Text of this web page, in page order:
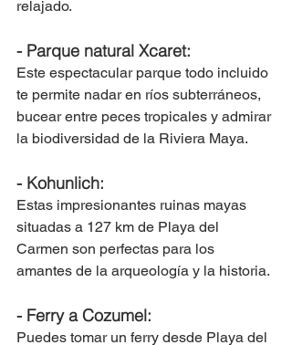
relajado.
- Parque natural Xcaret:
Este espectacular parque todo incluido
te permite nadar en ríos subterráneos,
bucear entre peces tropicales y admirar
la biodiversidad de la Riviera Maya.
- Kohunlich:
Estas impresionantes ruinas mayas
situadas a 127 km de Playa del
Carmen son perfectas para los
amantes de la arqueología y la historia.
- Ferry a Cozumel:
Puedes tomar un ferry desde Playa del